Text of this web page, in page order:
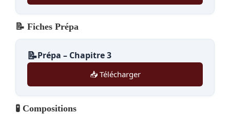
📝 Fiches Prépa
📝Prépa – Chapitre 3
📥 Télécharger
🧪 Compositions